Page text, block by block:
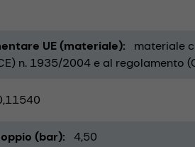
UE (materiale)
materiale
n. 1935/2004 e al regolamento
(bar) 4,50